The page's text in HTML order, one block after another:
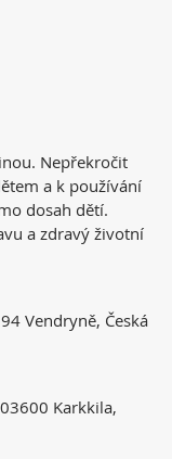
Nepřekročit
a k používání
dosah dětí.
a zdravý životní
Vendryně, Česká
Karkkila,